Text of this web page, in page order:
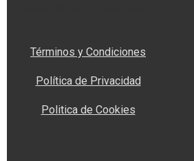
Términos y Condiciones
Política de Privacidad
Politica de Cookies